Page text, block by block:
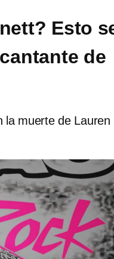
Esto
de
la muerte de Lauren